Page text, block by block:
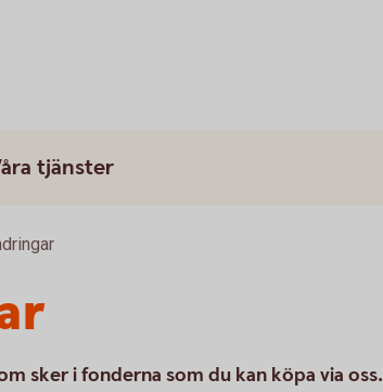
tjänster
sker i fonderna som du kan köpa via oss.